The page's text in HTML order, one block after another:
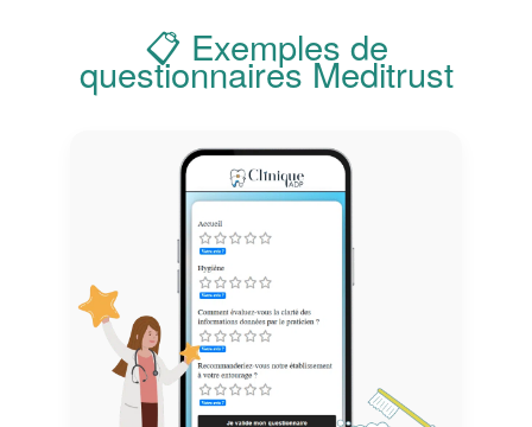
📋 Exemples de
questionnaires Meditrust